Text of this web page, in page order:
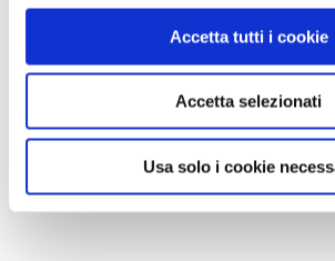
Accetta tutti i cookie
Accetta selezionati
Usa solo i cookie